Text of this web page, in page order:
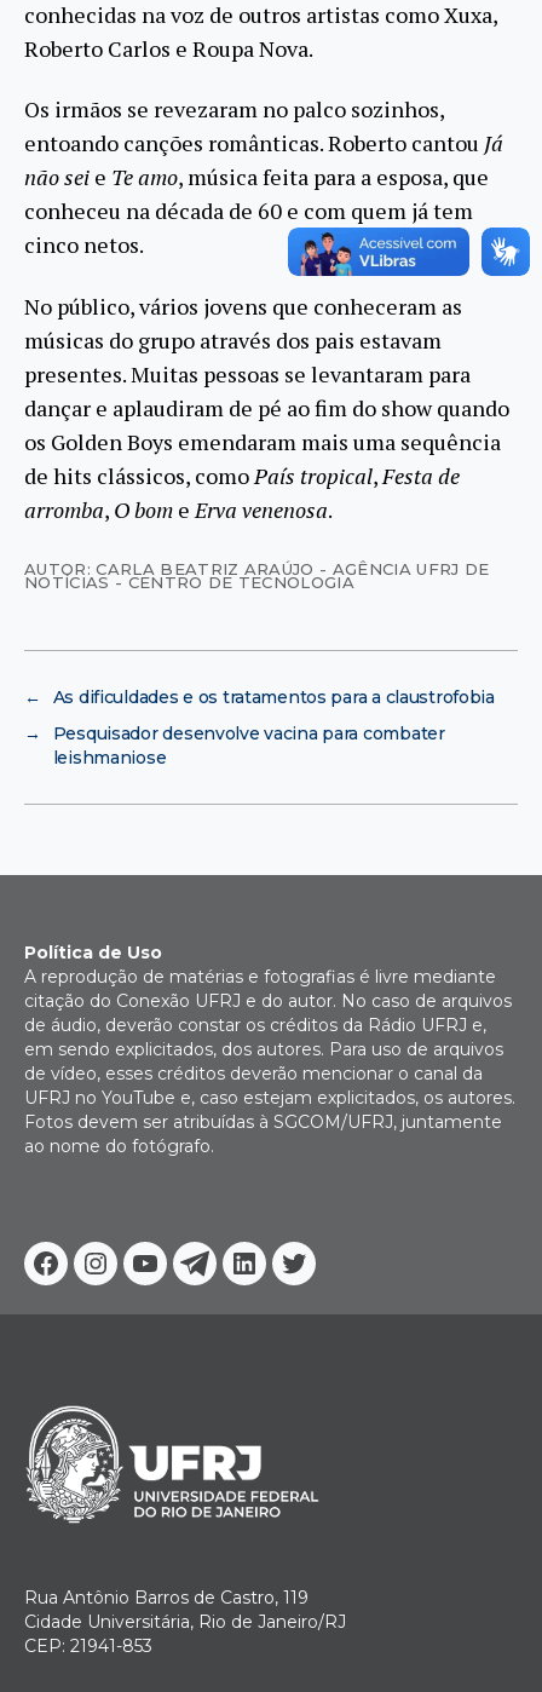
conhecidas na voz de outros artistas como Xuxa,
Roberto Carlos e Roupa Nova.
Os irmãos se revezaram no palco sozinhos,
entoando canções românticas. Roberto cantou Já
não sei e Te amo, música feita para a esposa, que
conheceu na década de 60 e com quem já tem
cinco netos.
No público, vários jovens que conheceram as
músicas do grupo através dos pais estavam
presentes. Muitas pessoas se levantaram para
dançar e aplaudiram de pé ao fim do show quando
os Golden Boys emendaram mais uma sequência
de hits clássicos, como País tropical, Festa de
arromba, O bom e Erva venenosa.
AUTOR: CARLA BEATRIZ ARAÚJO - AGÊNCIA UFRJ DE
NOTÍCIAS - CENTRO DE TECNOLOGIA
←
As dificuldades e os tratamentos para a claustrofobia
→
Pesquisador desenvolve vacina para combater
leishmaniose
Facebook
Instagram
YoutubeTelegram
Linkedin
Twitter
Política de Uso
A reprodução de matérias e fotografias é livre mediante
citação do Conexão UFRJ e do autor. No caso de arquivos
de áudio, deverão constar os créditos da Rádio UFRJ e,
em sendo explicitados, dos autores. Para uso de arquivos
de vídeo, esses créditos deverão mencionar o canal da
UFRJ no YouTube e, caso estejam explicitados, os autores.
Fotos devem ser atribuídas à SGCOM/UFRJ, juntamente
ao nome do fotógrafo.
Rua Antônio Barros de Castro, 119
Cidade Universitária, Rio de Janeiro/RJ
CEP: 21941-853